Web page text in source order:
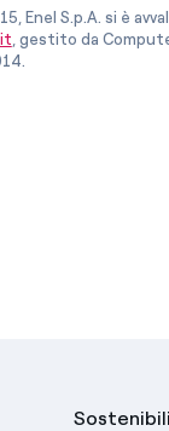
Enel S.p.A. si è
, gestito da